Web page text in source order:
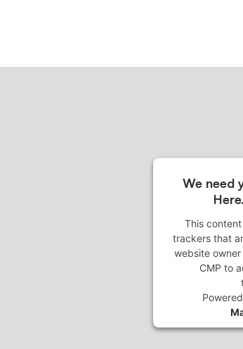
We need
This
trackers that
website
CMP to